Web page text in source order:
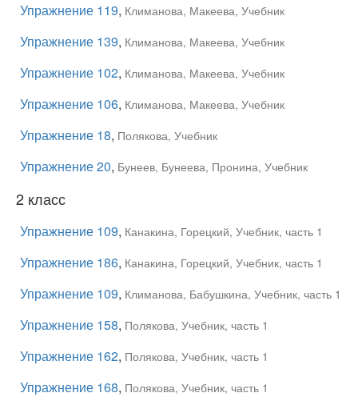
Упражнение 119, Климанова, Макеева, Учебник
Упражнение 139, Климанова, Макеева, Учебник
Упражнение 102, Климанова, Макеева, Учебник
Упражнение 106, Климанова, Макеева, Учебник
Упражнение 18, Полякова, Учебник
Упражнение 20, Бунеев, Бунеева, Пронина, Учебник
2 класс
Упражнение 109, Канакина, Горецкий, Учебник, часть 1
Упражнение 186, Канакина, Горецкий, Учебник, часть 1
Упражнение 109, Климанова, Бабушкина, Учебник, часть 1
Упражнение 158, Полякова, Учебник, часть 1
Упражнение 162, Полякова, Учебник, часть 1
Упражнение 168, Полякова, Учебник, часть 1